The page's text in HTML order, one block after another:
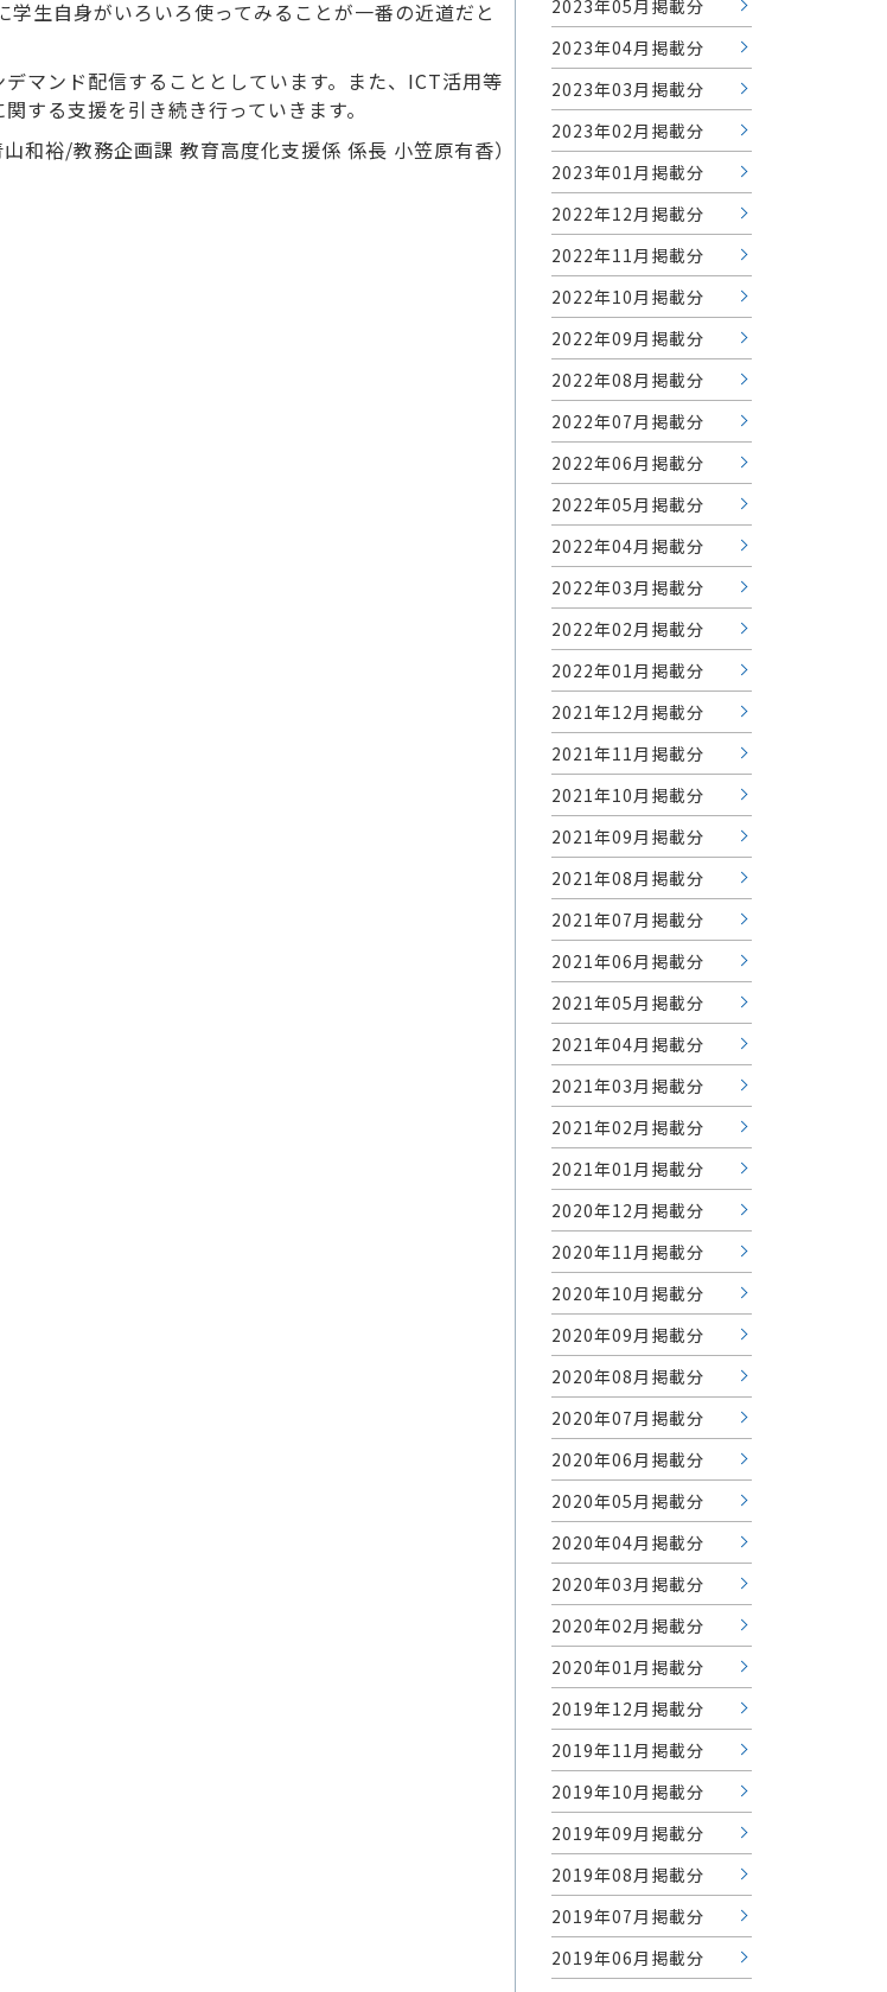
生自身がいろいろ使ってみることが一番の近道だと
マンド配信することとしています。また、ICT活用等
する支援を引き続き行っていきます。
和裕/教務企画課 教育高度化支援係 係長 小笠原有香）
2023年05月掲載分
2023年04月掲載分
2023年03月掲載分
2023年02月掲載分
2023年01月掲載分
2022年12月掲載分
2022年11月掲載分
2022年10月掲載分
2022年09月掲載分
2022年08月掲載分
2022年07月掲載分
2022年06月掲載分
2022年05月掲載分
2022年04月掲載分
2022年03月掲載分
2022年02月掲載分
2022年01月掲載分
2021年12月掲載分
2021年11月掲載分
2021年10月掲載分
2021年09月掲載分
2021年08月掲載分
2021年07月掲載分
2021年06月掲載分
2021年05月掲載分
2021年04月掲載分
2021年03月掲載分
2021年02月掲載分
2021年01月掲載分
2020年12月掲載分
2020年11月掲載分
2020年10月掲載分
2020年09月掲載分
2020年08月掲載分
2020年07月掲載分
2020年06月掲載分
2020年05月掲載分
2020年04月掲載分
2020年03月掲載分
2020年02月掲載分
2020年01月掲載分
2019年12月掲載分
2019年11月掲載分
2019年10月掲載分
2019年09月掲載分
2019年08月掲載分
2019年07月掲載分
2019年06月掲載分